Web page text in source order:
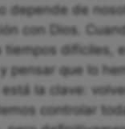
depende de
con Dios.
difíciles,
pensar que lo
la clave:
controlar